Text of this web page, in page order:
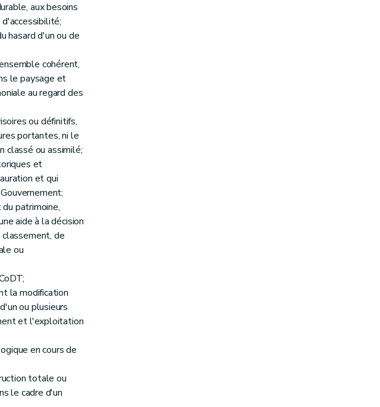
aux besoins
hasard d'un ou de
cohérent,
le paysage et
au regard des
ou définitifs,
portantes, ni le
classé ou assimilé;
et
et qui
patrimoine,
aide à la décision
de
ou
la modification
ou plusieurs
et l'exploitation
en cours de
totale ou
le cadre d'un